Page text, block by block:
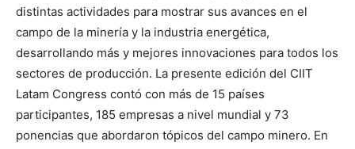
distintas actividades para mostrar sus avances en el
campo de la minería y la industria energética,
desarrollando más y mejores innovaciones para todos los
sectores de producción. La presente edición del CIIT
Latam Congress contó con más de 15 países
participantes, 185 empresas a nivel mundial y 73
ponencias que abordaron tópicos del campo minero. En